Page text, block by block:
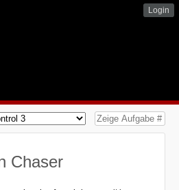
Login
Chaser